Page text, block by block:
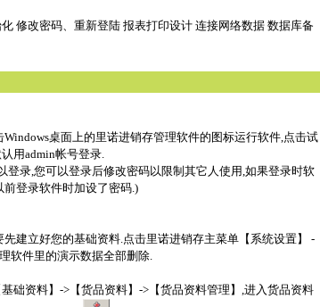
修改密码、重新登陆 报表打印设计 连接网络数据 数据库备
桌面上的里诺进销存管理软件的图标运行软件,点击试
用admin帐号登录.
登录,您可以登录后修改密码以限制其它人使用,如果登录时软
登录软件时加设了密码.)
建立好您的基础资料.点击里诺进销存主菜单【系统设置】 -
软件里的演示数据全部删除.
础资料】->【货品资料】->【货品资料管理】,进入货品资料